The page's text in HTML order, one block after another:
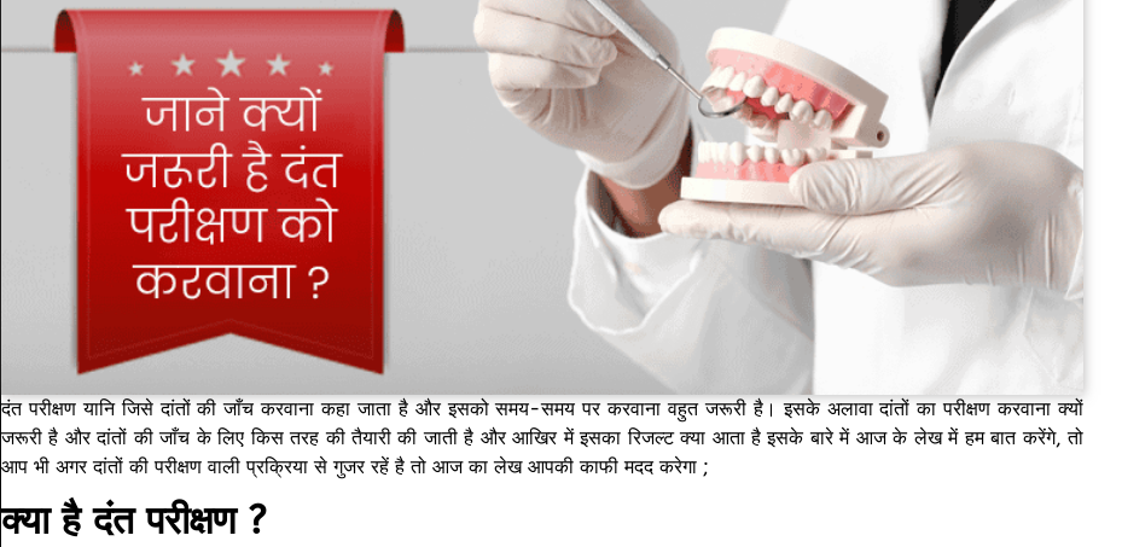
दंत परीक्षण यानि जिसे दांतों की जाँच करवाना कहा जाता है और इसको समय-समय पर करवाना वहुत जरूरी है। इसके अलावा दांतों का परीक्षण करवाना क्यों
जरूरी है और दांतों की जाँच के लिए किस तरह की तैयारी की जाती है और आखिर में इसका रिजल्ट क्या आता है इसके बारे में आज के लेख में हम बात करेंगे, तो
आप भी अगर दांतों की परीक्षण वाली प्रक्रिया से गुजर रहें है तो आज का लेख आपकी काफी मदद करेगा ;
क्या है दंत परीक्षण ?